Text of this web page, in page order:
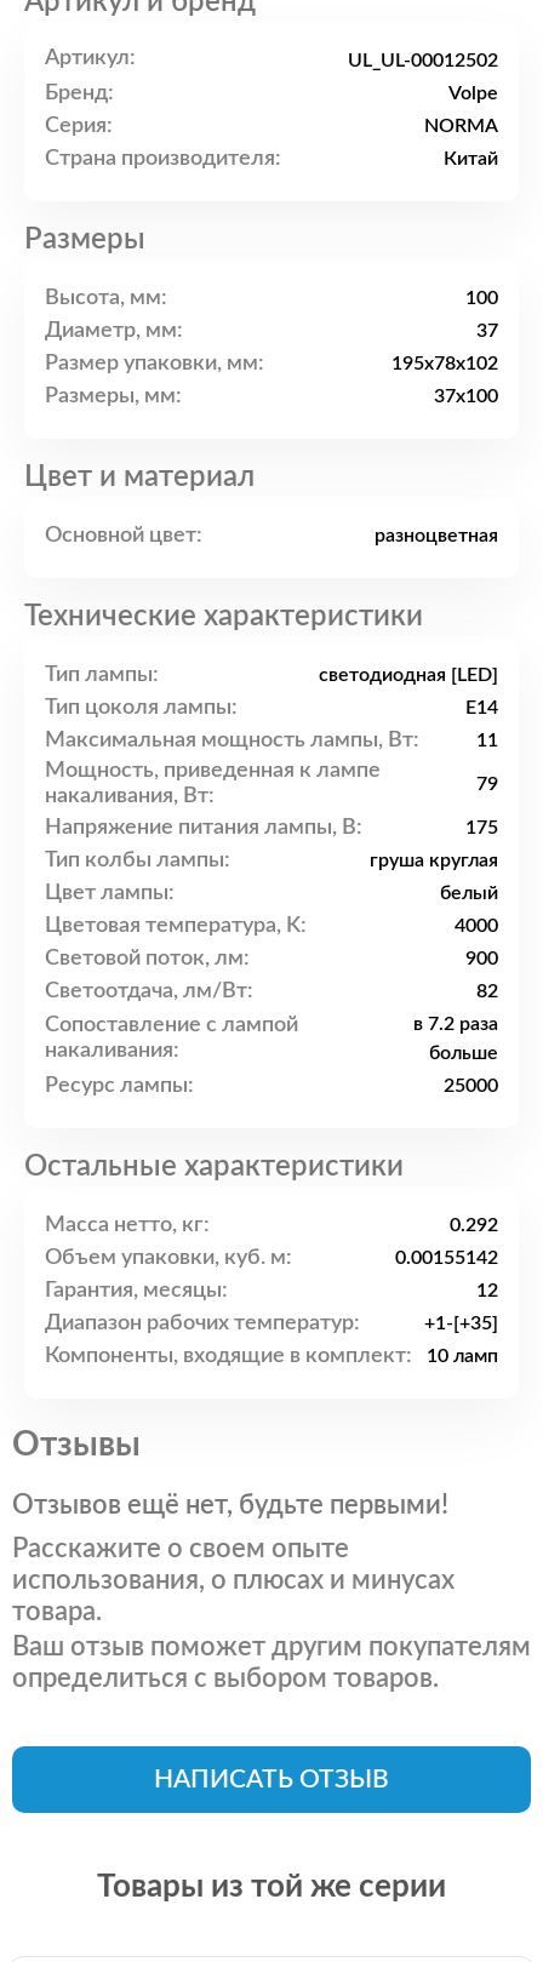
Артикул: UL_UL-00012502
Бренд: Volpe
Серия: NORMA
Страна производителя: Китай
Размеры
Высота, мм: 100
Диаметр, мм: 37
Размер упаковки, мм: 195x78x102
Размеры, мм: 37x100
Цвет и материал
Основной цвет: разноцветная
Технические характеристики
Тип лампы: светодиодная [LED]
Тип цоколя лампы: E14
Максимальная мощность лампы, Вт: 11
Мощность, приведенная к лампе
накаливания, Вт:
79
Напряжение питания лампы, В: 175
Тип колбы лампы: груша круглая
Цвет лампы: белый
Цветовая температура, K: 4000
Световой поток, лм: 900
Светоотдача, лм/Вт: 82
Сопоставление с лампой
накаливания:
в 7.2 раза
больше
Ресурс лампы: 25000
Остальные характеристики
Масса нетто, кг: 0.292
Объем упаковки, куб. м: 0.00155142
Гарантия, месяцы: 12
Диапазон рабочих температур: +1-[+35]
Компоненты, входящие в комплект: 10 ламп
Отзывы
Отзывов ещё нет, будьте первыми!
Расскажите о своем опыте
использования, о плюсах и минусах
товара.
Ваш отзыв поможет другим покупателям
определиться с выбором товаров.
НАПИСАТЬ ОТЗЫВ
Товары из той же серии